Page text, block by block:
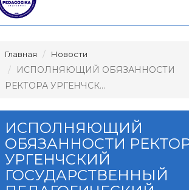
Главная Новости
ИСПОЛНЯЮЩИЙ ОБЯЗАННОСТИ
РЕКТОРА УРГЕНЧСК...
ИСПОЛНЯЮЩИЙ
ОБЯЗАННОСТИ
УРГЕНЧСКИЙ
ГОСУДАРСТВЕННЫЙ